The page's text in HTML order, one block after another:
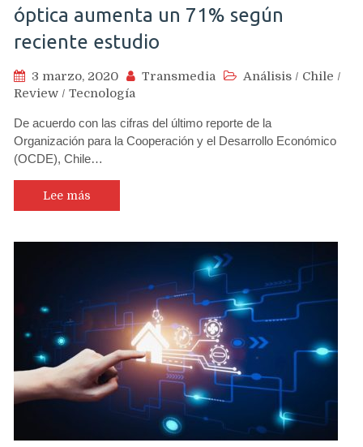
óptica aumenta un 71% según
reciente estudio
3 marzo, 2020 Transmedia Análisis / Chile /
Review / Tecnología
De acuerdo con las cifras del último reporte de la
Organización para la Cooperación y el Desarrollo Económico
(OCDE), Chile…
Lee más